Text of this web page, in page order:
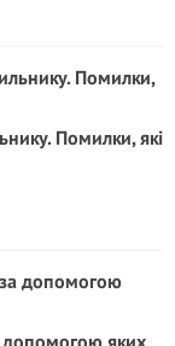
Помилки, які
допомогою яких